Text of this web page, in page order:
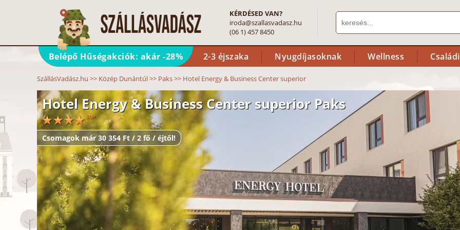
KÉRDÉSED VAN?
iroda@szallasvadasz.hu
(06 1) 457 8450
Belépő Hűségakciók: akár -28% 2-3 éjszaka Nyugdíjasoknak Wellness
SzállásVadász.hu >> Közép Dunántúl>> Paks>> Hotel Energy & Business Center superior
Hotel Energy & Business Center superior Paks
Csomagok már 30 354 Ft / 2 fő / éjtől!